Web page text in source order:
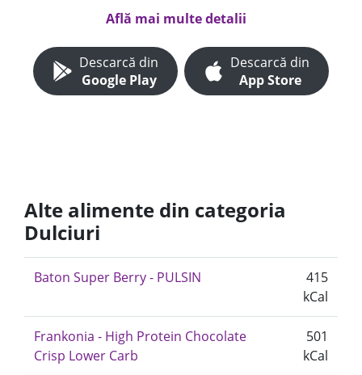
Află mai multe detalii
Descarcă din
Google Play
Descarcă din
App Store
Alte alimente din categoria
Dulciuri
Baton Super Berry - PULSIN
415
kCal
Frankonia - High Protein Chocolate
Crisp Lower Carb
501
kCal